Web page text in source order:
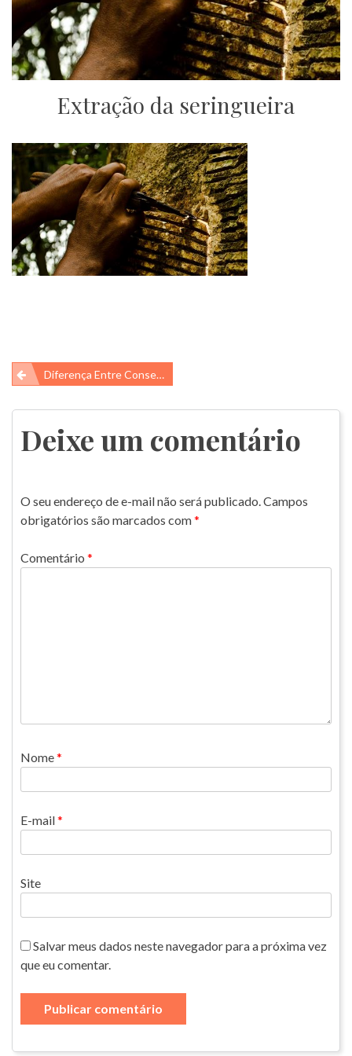
Extração da seringueira
Navegação
de
Post
Diferença Entre Conservação E Preservação Ambiental
Deixe um comentário
O seu endereço de e-mail não será publicado. Campos
obrigatórios são marcados com*
Comentário *
Nome*
E-mail*
Site
Salvar meus dados neste navegador para a próxima vez
que eu comentar.